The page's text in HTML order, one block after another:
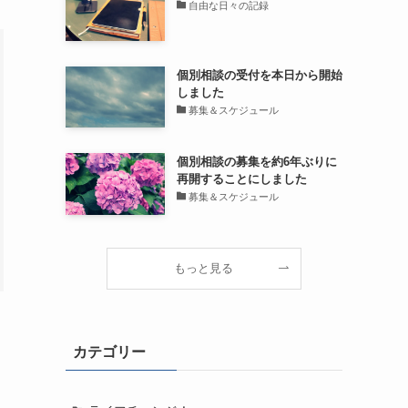
自由な日々の記録
個別相談の受付を本日から開始
しました
募集＆スケジュール
個別相談の募集を約6年ぶりに
再開することにしました
募集＆スケジュール
もっと見る
カテゴリー